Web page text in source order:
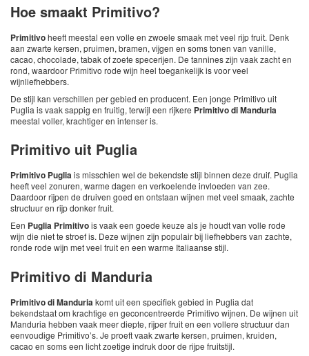
Hoe smaakt Primitivo?
Primitivoheeft meestal een volle en zwoele smaak met veel rijp fruit. Denk
aan zwarte kersen, pruimen, bramen, vijgen en soms tonen van vanille,
cacao, chocolade, tabak of zoete specerijen. De tannines zijn vaak zacht en
rond, waardoor Primitivo rode wijn heel toegankelijk is voor veel
wijnliefhebbers.
De stijl kan verschillen per gebied en producent. Een jonge Primitivo uit
Puglia is vaak sappig en fruitig, terwijl een rijkere Primitivo di Manduria
meestal voller, krachtiger en intenser is.
Primitivo uit Puglia
Primitivo Pugliais misschien wel de bekendste stijl binnen deze druif. Puglia
heeft veel zonuren, warme dagen en verkoelende invloeden van zee.
Daardoor rijpen de druiven goed en ontstaan wijnen met veel smaak, zachte
structuur en rijp donker fruit.
Een Puglia Primitivois vaak een goede keuze als je houdt van volle rode
wijn die niet te stroef is. Deze wijnen zijn populair bij liefhebbers van zachte,
ronde rode wijn met veel fruit en een warme Italiaanse stijl.
Primitivo di Manduria
Primitivo di Manduriakomt uit een specifiek gebied in Puglia dat
bekendstaat om krachtige en geconcentreerde Primitivo wijnen. De wijnen uit
Manduria hebben vaak meer diepte, rijper fruit en een vollere structuur dan
eenvoudige Primitivo’s. Je proeft vaak zwarte kersen, pruimen, kruiden,
cacao en soms een licht zoetige indruk door de rijpe fruitstijl.